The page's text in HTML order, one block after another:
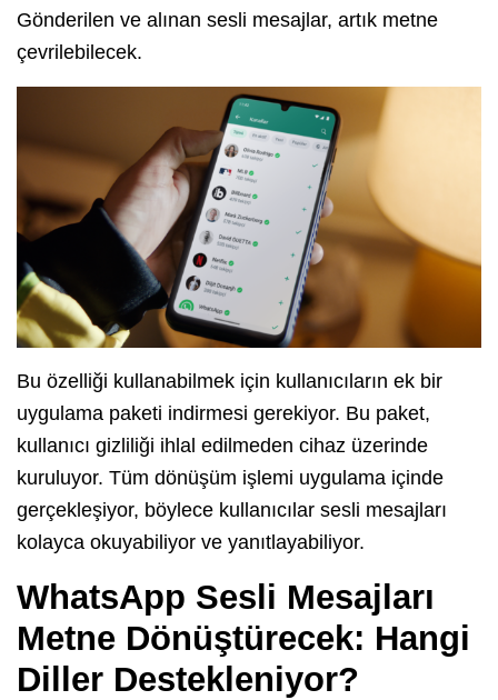
Gönderilen ve alınan sesli mesajlar, artık metne
çevrilebilecek.
Bu özelliği kullanabilmek için kullanıcıların ek bir
uygulama paketi indirmesi gerekiyor. Bu paket,
kullanıcı gizliliği ihlal edilmeden cihaz üzerinde
kuruluyor. Tüm dönüşüm işlemi uygulama içinde
gerçekleşiyor, böylece kullanıcılar sesli mesajları
kolayca okuyabiliyor ve yanıtlayabiliyor.
WhatsApp Sesli Mesajları
Metne Dönüştürecek: Hangi
Diller Destekleniyor?